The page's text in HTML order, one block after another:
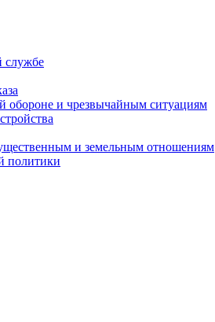
службе
обороне и чрезвычайным ситуациям
и земельным отношениям
политики